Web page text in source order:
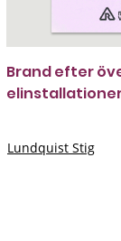
Brand efter
Lundquist Stig